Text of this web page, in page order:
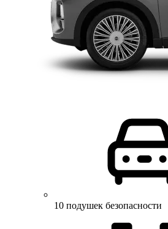
10 подушек безопасности